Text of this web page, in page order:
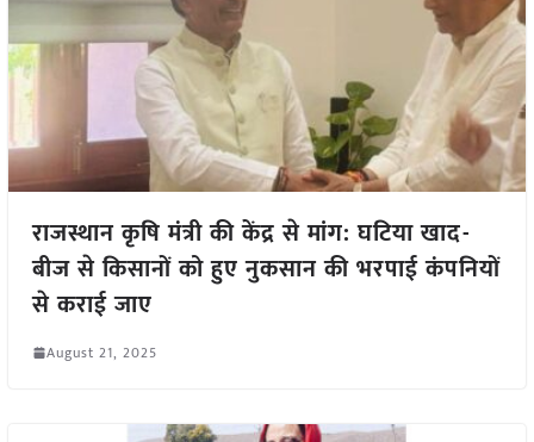
राजस्थान कृषि मंत्री की केंद्र से मांग: घटिया खाद-
बीज से किसानों को हुए नुकसान की भरपाई कंपनियों
से कराई जाए
August 21, 2025